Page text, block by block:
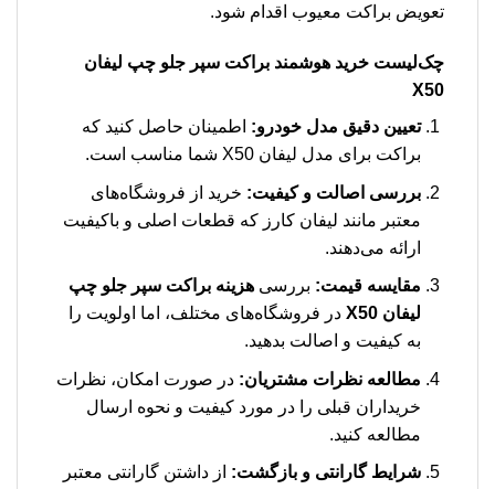
تعویض براکت معیوب اقدام شود.
چک‌لیست خرید هوشمند براکت سپر جلو چپ لیفان
X50
تعیین دقیق مدل خودرو: اطمینان حاصل کنید که
براکت برای مدل لیفان X50 شما مناسب است.
بررسی اصالت و کیفیت: خرید از فروشگاه‌های
معتبر مانند لیفان کارز که قطعات اصلی و باکیفیت
ارائه می‌دهند.
مقایسه قیمت: بررسی هزینه براکت سپر جلو چپ
لیفان X50
در فروشگاه‌های مختلف، اما اولویت را
به کیفیت و اصالت بدهید.
مطالعه نظرات مشتریان: در صورت امکان، نظرات
خریداران قبلی را در مورد کیفیت و نحوه ارسال
مطالعه کنید.
شرایط گارانتی و بازگشت: از داشتن گارانتی معتبر